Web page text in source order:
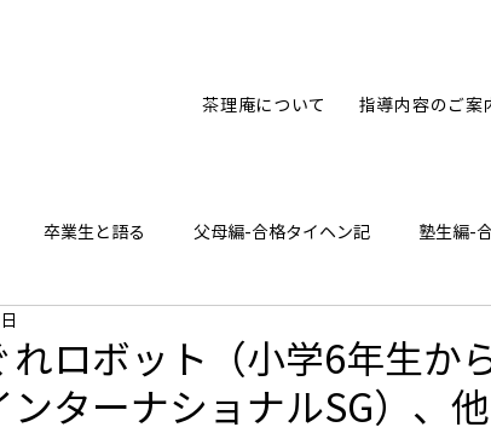
茶理庵について 指導内容のご案
卒業生と語る 父母編-合格タイヘン記 塾生編-
ャーリーのひとり言
れロボット（小学6年生か
ンターナショナルSG）、